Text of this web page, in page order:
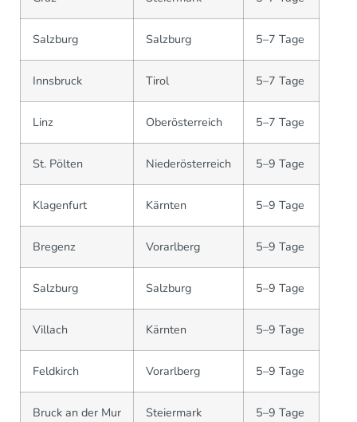
Salzburg Salzburg 5–7 Tage
Innsbruck Tirol 5–7 Tage
Linz Oberösterreich 5–7 Tage
St. Pölten Niederösterreich 5–9 Tage
Klagenfurt Kärnten 5–9 Tage
Bregenz Vorarlberg 5–9 Tage
Salzburg Salzburg 5–9 Tage
Villach Kärnten 5–9 Tage
Feldkirch Vorarlberg 5–9 Tage
Bruck an der Mur Steiermark 5–9 Tage